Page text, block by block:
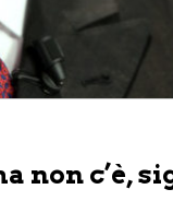
non c’è,